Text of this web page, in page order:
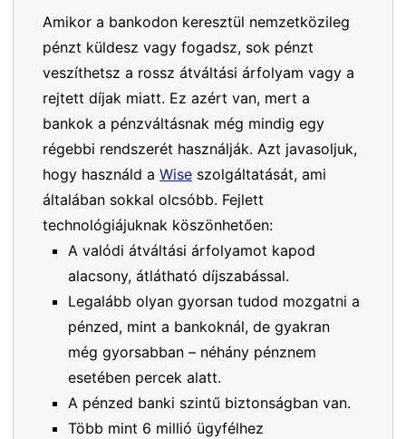
Amikor a bankodon keresztül nemzetközileg
pénzt küldesz vagy fogadsz, sok pénzt
veszíthetsz a rossz átváltási árfolyam vagy a
rejtett díjak miatt. Ez azért van, mert a
bankok a pénzváltásnak még mindig egy
régebbi rendszerét használják. Azt javasoljuk,
hogy használd a Wise szolgáltatását, ami
általában sokkal olcsóbb. Fejlett
technológiájuknak köszönhetően:
A valódi átváltási árfolyamot kapod
alacsony, átlátható díjszabással.
Legalább olyan gyorsan tudod mozgatni a
pénzed, mint a bankoknál, de gyakran
még gyorsabban – néhány pénznem
esetében percek alatt.
A pénzed banki szintű biztonságban van.
Több mint 6 millió ügyfélhez